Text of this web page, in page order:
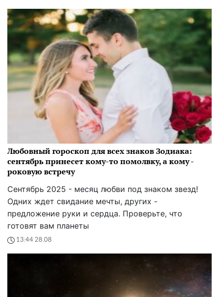
Любовный гороскоп для всех знаков Зодиака:
сентябрь принесет кому-то помолвку, а кому -
роковую встречу
Сентябрь 2025 - месяц любви под знаком звезд!
Одних ждет свидание мечты, других -
предложение руки и сердца. Проверьте, что
готовят вам планеты
13:44 28.08